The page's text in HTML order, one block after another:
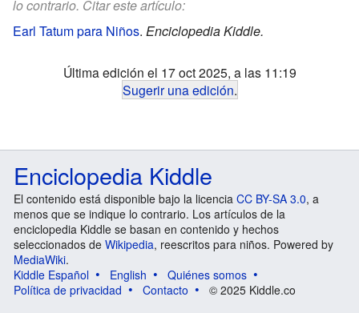
lo contrario. Citar este artículo:
Earl Tatum para Niños. Enciclopedia Kiddle.
Última edición el 17 oct 2025, a las 11:19
Sugerir una edición.
Enciclopedia Kiddle
El contenido está disponible bajo la licencia CC BY-SA 3.0, a
menos que se indique lo contrario. Los artículos de la
enciclopedia Kiddle se basan en contenido y hechos
seleccionados de Wikipedia, reescritos para niños. Powered by
MediaWiki.
Kiddle Español
English
Quiénes somos
Política de privacidad
Contacto © 2025 Kiddle.co